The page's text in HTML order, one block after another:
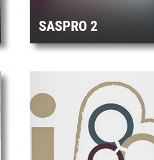
SASPRO 2